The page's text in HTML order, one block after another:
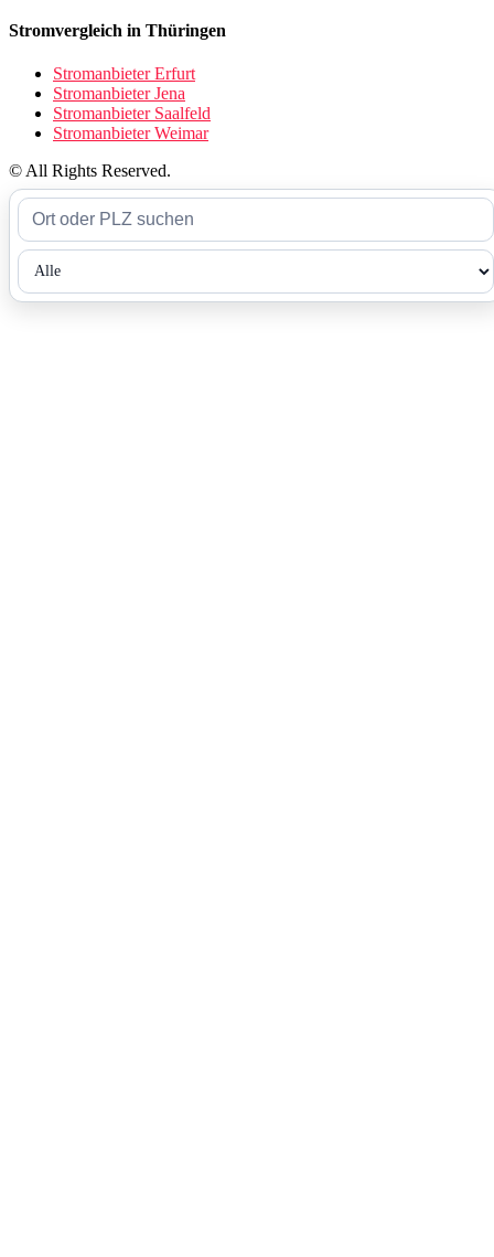
Stromvergleich in Thüringen
Stromanbieter Erfurt
Stromanbieter Jena
Stromanbieter Saalfeld
Stromanbieter Weimar
© All Rights Reserved.